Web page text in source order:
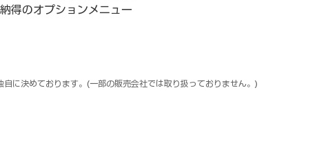
得のオプションメニュー
に決めております。(一部の販売会社では取り扱っておりません。)